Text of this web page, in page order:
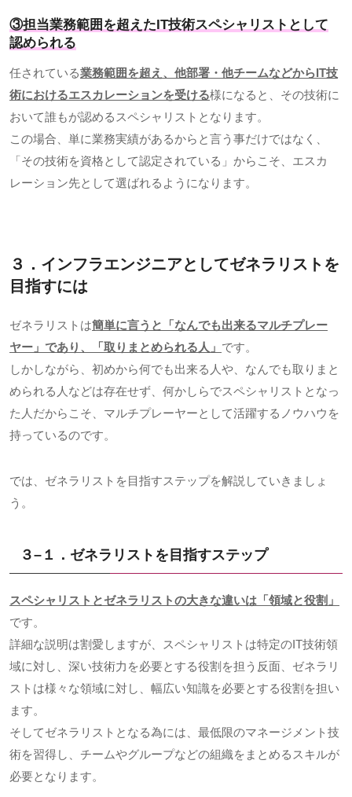
③担当業務範囲を超えたIT技術スペシャリストとして
認められる
任されている業務範囲を超え、他部署・他チームなどからIT技
術におけるエスカレーションを受ける様になると、その技術に
おいて誰もが認めるスペシャリストとなります。
この場合、単に業務実績があるからと言う事だけではなく、
「その技術を資格として認定されている」からこそ、エスカ
レーション先として選ばれるようになります。
３．インフラエンジニアとしてゼネラリストを
目指すには
ゼネラリストは簡単に言うと「なんでも出来るマルチプレー
ヤー」であり、「取りまとめられる人」 です。
しかしながら、初めから何でも出来る人や、なんでも取りまと
められる人などは存在せず、何かしらでスペシャリストとなっ
た人だからこそ、マルチプレーヤーとして活躍するノウハウを
持っているのです。
では、ゼネラリストを目指すステップを解説していきましょ
う。
３– １．ゼネラリストを目指すステップ
スペシャリストとゼネラリストの大きな違いは「領域と役割」
です。
詳細な説明は割愛しますが、スペシャリストは特定のIT技術領
域に対し、深い技術力を必要とする役割を担う反面、ゼネラリ
ストは様々な領域に対し、幅広い知識を必要とする役割を担い
ます。
そしてゼネラリストとなる為には、最低限のマネージメント技
術を習得し、チームやグループなどの組織をまとめるスキルが
必要となります。